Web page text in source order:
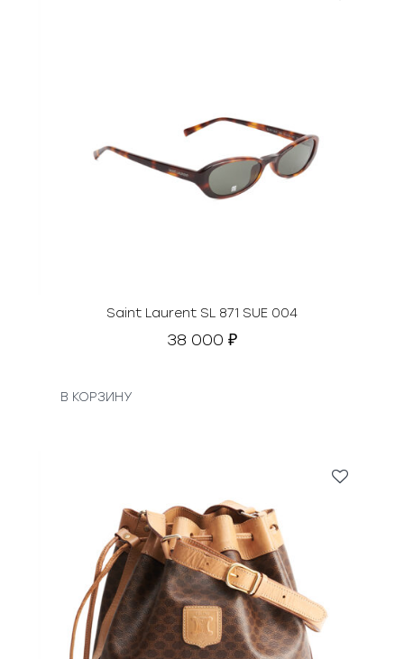
Saint Laurent SL 871 SUE 004
38 000 ₽
В КОРЗИНУ